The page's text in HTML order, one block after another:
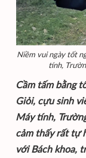
Niềm vui ngày tốt
tính,
Cầm tấm bằng
Giỏi, cựu sinh
Máy tính,
cảm thấy rất tự
với Bách khoa,